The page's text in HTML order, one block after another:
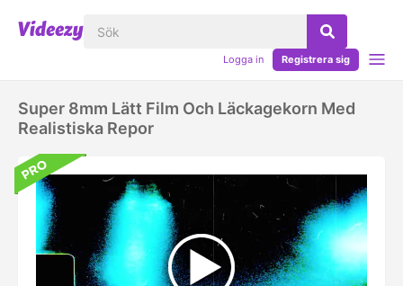
Logga in Registrera sig
Super 8mm Lätt Film Och Läckagekorn Med
Realistiska Repor